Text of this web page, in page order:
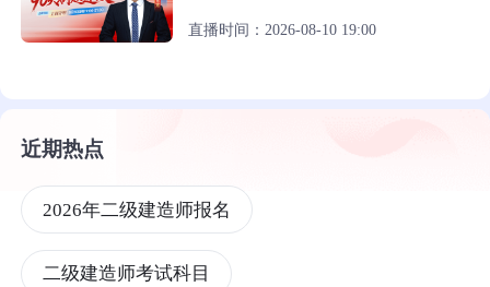
直播时间：2026-08-10 19:00
近期热点
2026年二级建造师报名
二级建造师考试科目